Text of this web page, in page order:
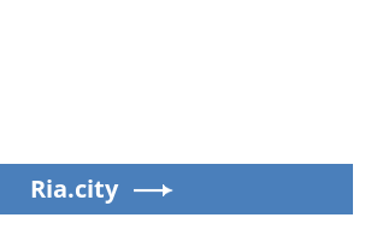
Ria.city